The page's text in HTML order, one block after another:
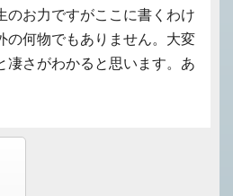
のお力ですがここに書くわけ
の何物でもありません。大変
凄さがわかると思います。あ